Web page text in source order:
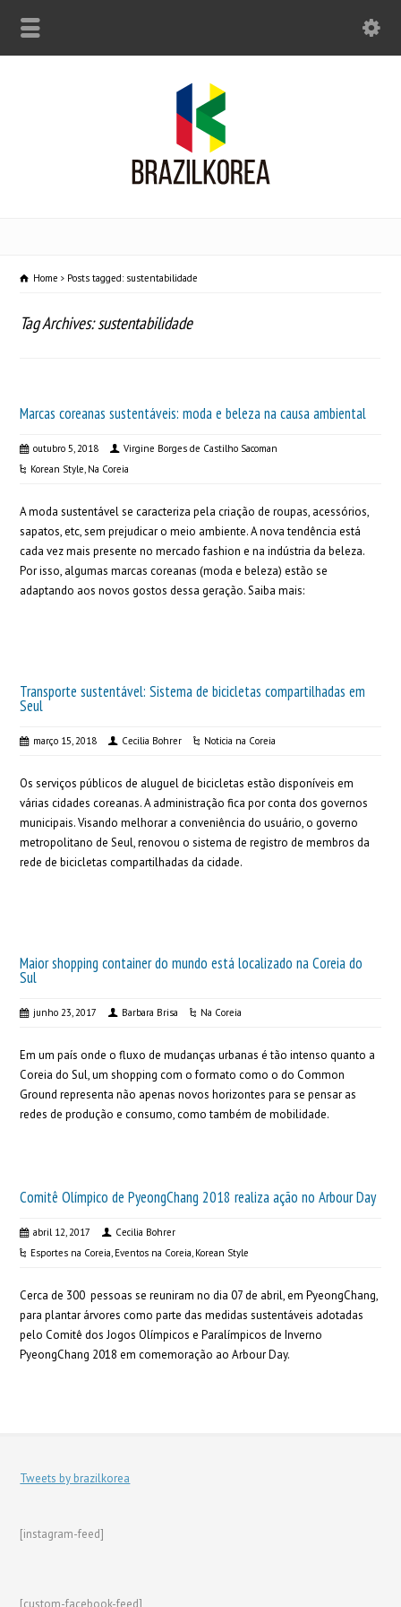
Home Posts tagged: sustentabilidade
Tag Archives: sustentabilidade
Marcas coreanas sustentáveis: moda e beleza na causa ambiental
outubro 5, 2018
Virgine Borges de Castilho Sacoman
Korean Style, Na Coreia
A moda sustentável se caracteriza pela criação de roupas, acessórios,
sapatos, etc, sem prejudicar o meio ambiente. A nova tendência está
cada vez mais presente no mercado fashion e na indústria da beleza.
Por isso, algumas marcas coreanas (moda e beleza) estão se
adaptando aos novos gostos dessa geração. Saiba mais:
Transporte sustentável: Sistema de bicicletas compartilhadas em
Seul
março 15, 2018 Cecilia Bohrer Noticia na Coreia
Os serviços públicos de aluguel de bicicletas estão disponíveis em
várias cidades coreanas. A administração fica por conta dos governos
municipais. Visando melhorar a conveniência do usuário, o governo
metropolitano de Seul, renovou o sistema de registro de membros da
rede de bicicletas compartilhadas da cidade.
Maior shopping container do mundo está localizado na Coreia do
Sul
junho 23, 2017 Barbara Brisa Na Coreia
Em um país onde o fluxo de mudanças urbanas é tão intenso quanto a
Coreia do Sul, um shopping com o formato como o do Common
Ground representa não apenas novos horizontes para se pensar as
redes de produção e consumo, como também de mobilidade.
Comitê Olímpico de PyeongChang 2018 realiza ação no Arbour Day
abril 12, 2017
Cecilia Bohrer
Esportes na Coreia, Eventos na Coreia, Korean Style
Cerca de 300 pessoas se reuniram no dia 07 de abril, em PyeongChang,
para plantar árvores como parte das medidas sustentáveis adotadas
pelo Comitê dos Jogos Olímpicos e Paralímpicos de Inverno
PyeongChang 2018 em comemoração ao Arbour Day.
Tweets by brazilkorea
[instagram-feed]
[custom-facebook-feed]